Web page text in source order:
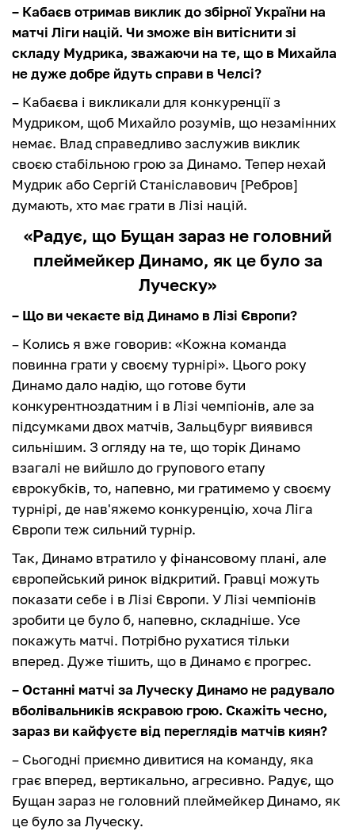
– Кабаєв отримав виклик до збірної України на
матчі Ліги націй. Чи зможе він витіснити зі
складу Мудрика, зважаючи на те, що в Михайла
не дуже добре йдуть справи в Челсі?
– Кабаєва і викликали для конкуренції з
Мудриком, щоб Михайло розумів, що незамінних
немає. Влад справедливо заслужив виклик
своєю стабільною грою за Динамо. Тепер нехай
Мудрик або Сергій Станіславович [Ребров]
думають, хто має грати в Лізі націй.
«Радує, що Бущан зараз не головний
плеймейкер Динамо, як це було за
Луческу»
– Що ви чекаєте від Динамо в Лізі Європи?
– Колись я вже говорив: «Кожна команда
повинна грати у своєму турнірі». Цього року
Динамо дало надію, що готове бути
конкурентноздатним і в Лізі чемпіонів, але за
підсумками двох матчів, Зальцбург виявився
сильнішим. З огляду на те, що торік Динамо
взагалі не вийшло до групового етапу
єврокубків, то, напевно, ми гратимемо у своєму
турнірі, де нав'яжемо конкуренцію, хоча Ліга
Європи теж сильний турнір.
Так, Динамо втратило у фінансовому плані, але
європейський ринок відкритий. Гравці можуть
показати себе і в Лізі Європи. У Лізі чемпіонів
зробити це було б, напевно, складніше. Усе
покажуть матчі. Потрібно рухатися тільки
вперед. Дуже тішить, що в Динамо є прогрес.
– Останні матчі за Луческу Динамо не радувало
вболівальників яскравою грою. Скажіть чесно,
зараз ви кайфуєте від переглядів матчів киян?
– Сьогодні приємно дивитися на команду, яка
грає вперед, вертикально, агресивно. Радує, що
Бущан зараз не головний плеймейкер Динамо, як
це було за Луческу.